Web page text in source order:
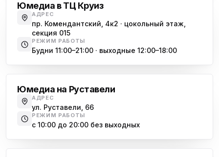
Юмедиа в ТЦ Круиз
АДРЕС
пр. Комендантский, 4к2 · цокольный этаж,
секция 015
РЕЖИМ РАБОТЫ
Будни 11:00–21:00 · выходные 12:00–18:00
Юмедиа на Руставели
АДРЕС
ул. Руставели, 66
РЕЖИМ РАБОТЫ
с 10:00 до 20:00 без выходных